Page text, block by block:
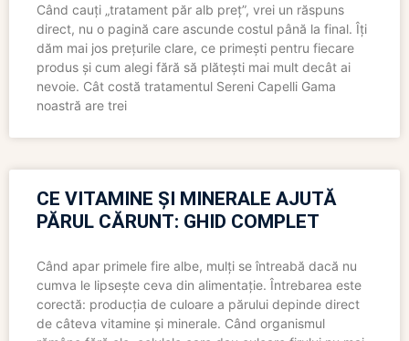
Când cauți „tratament păr alb preț”, vrei un răspuns
direct, nu o pagină care ascunde costul până la final. Îți
dăm mai jos prețurile clare, ce primești pentru fiecare
produs și cum alegi fără să plătești mai mult decât ai
nevoie. Cât costă tratamentul Sereni Capelli Gama
noastră are trei
CE VITAMINE ȘI MINERALE AJUTĂ
PĂRUL CĂRUNT: GHID COMPLET
Când apar primele fire albe, mulți se întreabă dacă nu
cumva le lipsește ceva din alimentație. Întrebarea este
corectă: producția de culoare a părului depinde direct
de câteva vitamine și minerale. Când organismul